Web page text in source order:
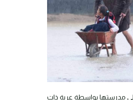
مدرستها بواسطة عربة ذات